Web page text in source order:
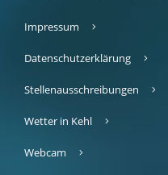
Impressum
Datenschutzerklärung
Stellenausschreibungen
Wetter in Kehl
Webcam